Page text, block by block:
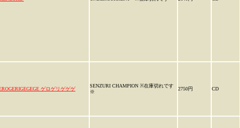
ゲロゲリゲゲゲ
SENZURI CHAMPION ※在庫切れです
※
2750円 CD